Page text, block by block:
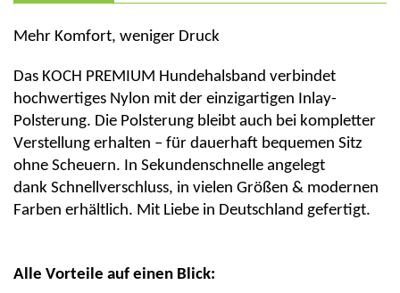
Mehr Komfort, weniger Druck
Das KOCH PREMIUM Hundehalsband verbindet
hochwertiges Nylon mit der einzigartigen Inlay-
Polsterung. Die Polsterung bleibt auch bei kompletter
Verstellung erhalten – für dauerhaft bequemen Sitz
ohne Scheuern. In Sekundenschnelle angelegt
dank Schnellverschluss, in vielen Größen & modernen
Farben erhältlich. Mit Liebe in Deutschland gefertigt.
Alle Vorteile auf einen Blick: